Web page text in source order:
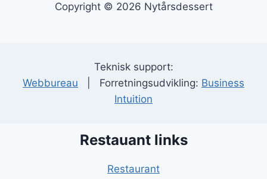
Copyright © 2026 Nytårsdessert
Teknisk support:
Webbureau | Forretningsudvikling: Business
Intuition
Restauant links
Restaurant